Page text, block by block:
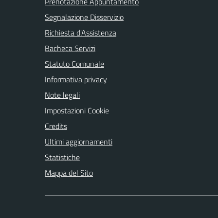
Segnalazione Disservizio
Richiesta d'Assistenza
Bacheca Servizi
Statuto Comunale
Informativa privacy
Note legali
Impostazioni Cookie
Credits
Ultimi aggiornamenti
Statistiche
Mappa del Sito